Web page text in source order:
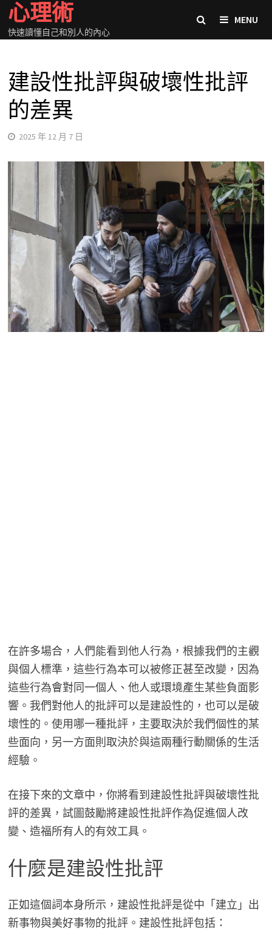
Skip
content
心理術
快速讀懂自己和別人的內心
MENU
建設性批評與破壞性批評
的差異
2025 年 12 月 7 日
在許多場合，人們能看到他人行為，根據我們的主觀
與個人標準，這些行為本可以被修正甚至改變，因為
這些行為會對同一個人、他人或環境產生某些負面影
響。我們對他人的批評可以是建設性的，也可以是破
壞性的。使用哪一種批評，主要取決於我們個性的某
些面向，另一方面則取決於與這兩種行動關係的生活
經驗。
在接下來的文章中，你將看到建設性批評與破壞性批
評的差異，試圖鼓勵將建設性批評作為促進個人改
變、造福所有人的有效工具。
什麼是建設性批評
正如這個詞本身所示，建設性批評是從中「建立」出
新事物與美好事物的批評。建設性批評包括：